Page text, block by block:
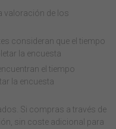
valoración de los
consideran que el tiempo
la encuesta
el tiempo
la encuesta
Si compras a través de
sin coste adicional para